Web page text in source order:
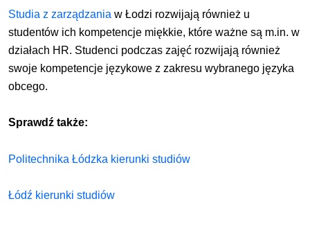
Studia z zarządzania w Łodzi rozwijają również u
studentów ich kompetencje miękkie, które ważne są m.in. w
działach HR. Studenci podczas zajęć rozwijają również
swoje kompetencje językowe z zakresu wybranego języka
obcego.
Sprawdź także:
Politechnika Łódzka kierunki studiów
Łódź kierunki studiów